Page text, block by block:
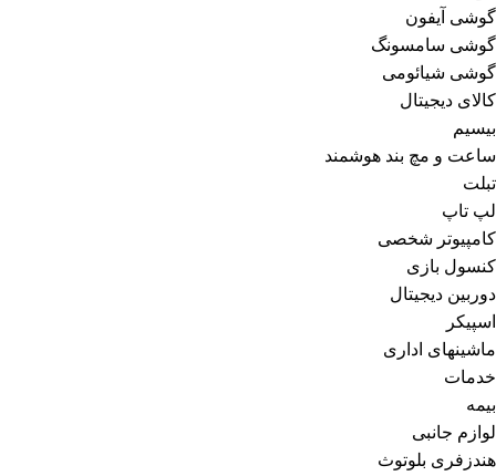
گوشی آیفون
گوشی سامسونگ
گوشی شیائومی
کالای دیجیتال
بیسیم
ساعت و مچ بند هوشمند
تبلت
لپ تاپ
کامپیوتر شخصی
کنسول بازی
دوربین دیجیتال
اسپیکر
ماشینهای اداری
خدمات
بیمه
لوازم جانبی
هندزفری بلوتوث